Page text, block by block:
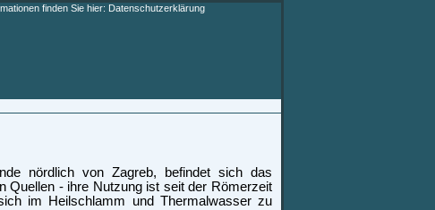
finden Sie hier: Datenschutzerklärung
nördlich von Zagreb, befindet sich das
Quellen - ihre Nutzung ist seit der Römerzeit
im Heilschlamm und Thermalwasser zu